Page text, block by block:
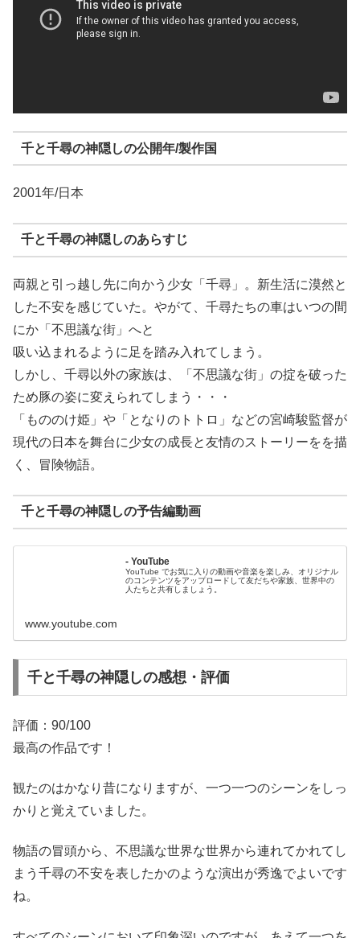
千と千尋の神隠しの公開年/製作国
2001年/日本
千と千尋の神隠しのあらすじ
両親と引っ越し先に向かう少女「千尋」。新生活に漠然と
した不安を感じていた。やがて、千尋たちの車はいつの間
にか「不思議な街」へと
吸い込まれるように足を踏み入れてしまう。
しかし、千尋以外の家族は、「不思議な街」の掟を破った
ため豚の姿に変えられてしまう・・・
「もののけ姫」や「となりのトトロ」などの宮崎駿監督が
現代の日本を舞台に少女の成長と友情のストーリーをを描
く、冒険物語。
千と千尋の神隠しの予告編動画
- YouTube
YouTube でお気に入りの動画や音楽を楽しみ、オリジナル
のコンテンツをアップロードして友だちや家族、世界中の
人たちと共有しましょう。
www.youtube.com
千と千尋の神隠しの感想・評価
評価：90/100
最高の作品です！
観たのはかなり昔になりますが、一つ一つのシーンをしっ
かりと覚えていました。
物語の冒頭から、不思議な世界な世界から連れてかれてし
まう千尋の不安を表したかのような演出が秀逸でよいです
ね。